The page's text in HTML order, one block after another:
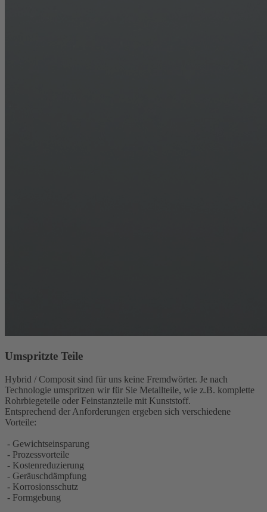
Umspritzte Teile
Hybrid / Composit sind für uns keine Fremdwörter. Je nach
Technologie umspritzen wir für Sie Metallteile, wie z.B. komplette
Rohrbiegeteile oder Feinstanzteile mit Kunststoff.
Entsprechend der Anforderungen ergeben sich verschiedene
Vorteile:
- Gewichtseinsparung
- Prozessvorteile
- Kostenreduzierung
- Geräuschdämpfung
- Korrosionsschutz
- Formgebung